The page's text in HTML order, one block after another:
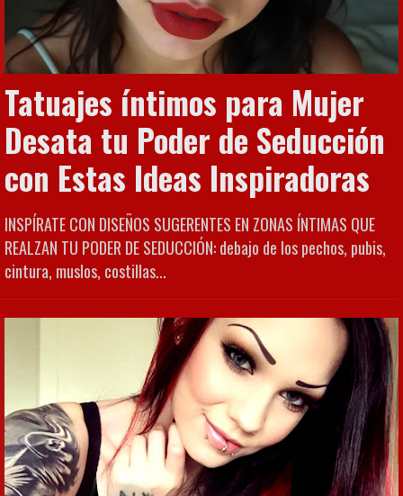
Tatuajes íntimos para Mujer
Desata tu Poder de Seducción
con Estas Ideas Inspiradoras
INSPÍRATE CON DISEÑOS SUGERENTES EN ZONAS ÍNTIMAS QUE
REALZAN TU PODER DE SEDUCCIÓN: debajo de los pechos, pubis,
cintura, muslos, costillas...